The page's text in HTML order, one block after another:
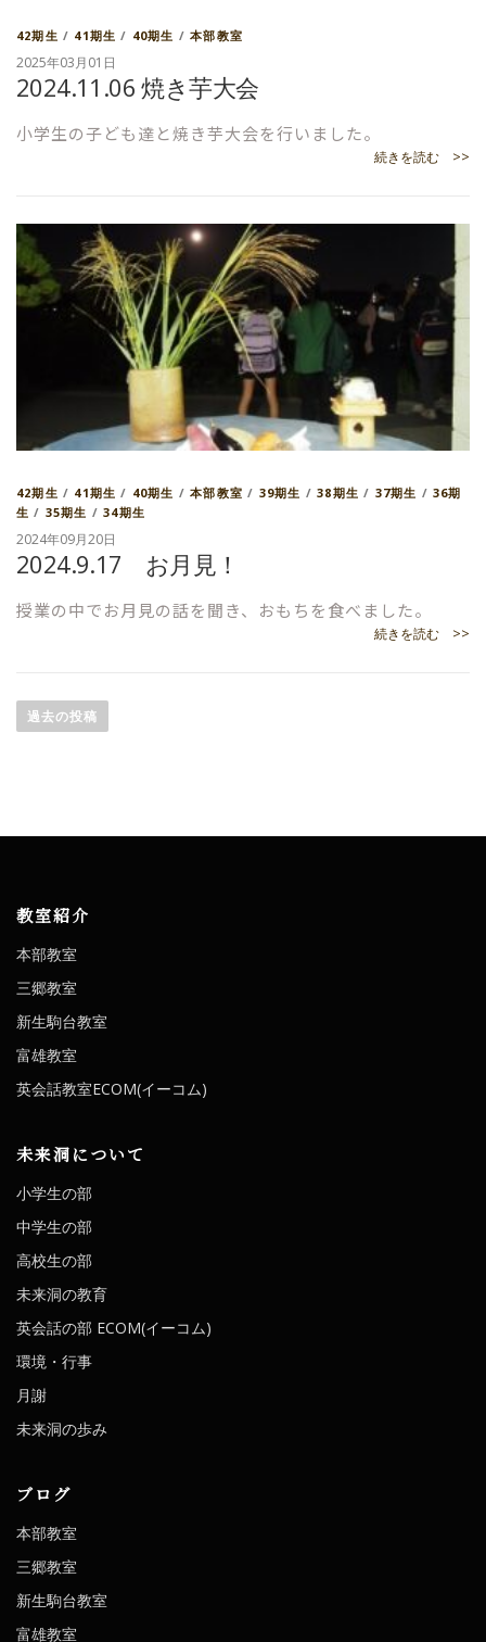
42期生 / 41期生 / 40期生 /本部教室
2025年03月01日
2024.11.06 焼き芋大会
小学生の子ども達と焼き芋大会を行いました。
続きを読む >>
42期生 / 41期生 / 40期生 /本部教室 / 39期生 /38期生 / 37期生 / 36期
生 / 35期生 /34期生
2024年09月20日
2024.9.17 お月見！
授業の中でお月見の話を聞き、おもちを食べました。
続きを読む >>
投
稿
ゲ
シ
ョ
ン
過去の投稿
教室紹介
本部教室
三郷教室
新生駒台教室
富雄教室
英会話教室ECOM(イーコム)
未来洞について
小学生の部
中学生の部
高校生の部
未来洞の教育
英会話の部 ECOM(イーコム)
環境・行事
月謝
未来洞の歩み
ブログ
本部教室
三郷教室
新生駒台教室
富雄教室